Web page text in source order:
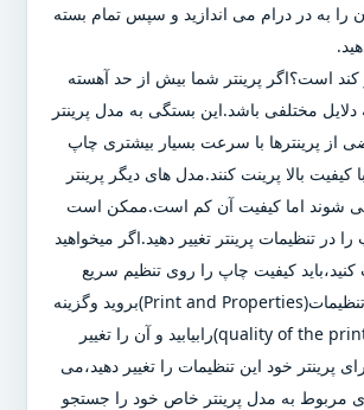
به در درام می اندازید و سپس تمام بسته
کند است؟اگر پرینتر شما بیش از حد آهسته
مختلفی باشد.این بستگی به مدل پرینتر
از پرینترها با سرعت بسیار بیشتری چاپ
بالا پرینت کنند.مدل های دیگر پرینتر
شوند اما کیفیت آن کم است.ممکن است
در تنظیمات پرینتر تغییر دهید.اگر میخواهید
کیفیت چاپ را روی تنظیم سریع
تنظیم کنید.به چاپ و تنظیمات(Print and Properties)بروید وگزینه
کیفیت کار چاپ(quality of the print job)رابیابید و آن را تغییر
پرینتر خود این تنظیمات را تغییر دهید،می
مربوط به مدل پرینتر خاص خود را جستجو